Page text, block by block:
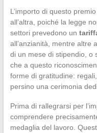
L’importo di questo
all’altra, poiché la legge
settori prevedono un
all’anzianità, mentre altre
di un mese di stipendio, o
che a questo
forme di gratitudine:
persino una cerimonia
Prima di rallegrarsi per
comprendere
medaglia del lavoro.